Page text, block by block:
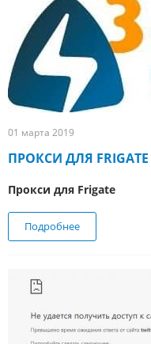
01 марта 2019
ПРОКСИ ДЛЯ FRIGATE
Прокси для Frigate
Подробнее